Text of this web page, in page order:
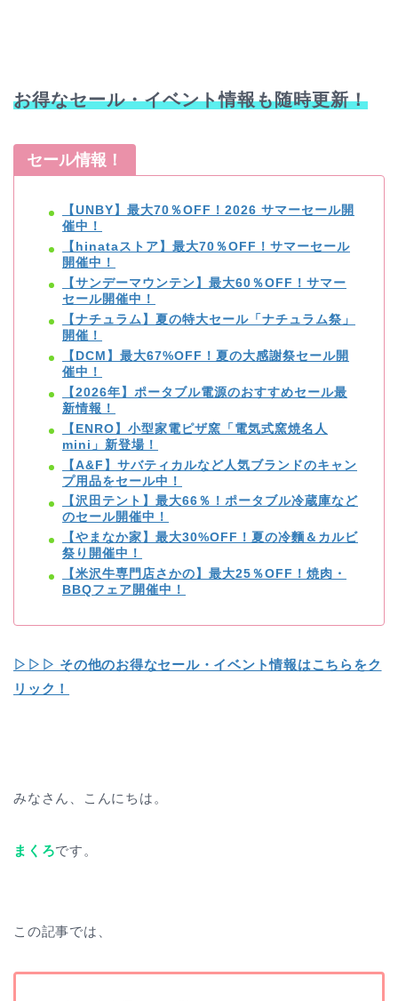
お得なセール・イベント情報も随時更新！
セール情報！
【UNBY】最大70％OFF！2026 サマーセール開
催中！
【hinataストア】最大70％OFF！サマーセール
開催中！
【サンデーマウンテン】最大60％OFF！サマー
セール開催中！
【ナチュラム】夏の特大セール「ナチュラム祭」
開催！
【DCM】最大67%OFF！夏の大感謝祭セール開
催中！
【2026年】ポータブル電源のおすすめセール最
新情報！
【ENRO】小型家電ピザ窯「電気式窯焼名人
mini」新登場！
【A&F】サバティカルなど人気ブランドのキャン
プ用品をセール中！
【沢田テント】最大66％！ポータブル冷蔵庫など
のセール開催中！
【やまなか家】最大30%OFF！夏の冷麵＆カルビ
祭り開催中！
【米沢牛専門店さかの】最大25％OFF！焼肉・
BBQフェア開催中！
▷▷▷ その他のお得なセール・イベント情報はこちらをク
リック！
みなさん、こんにちは。
まくろです。
この記事では、